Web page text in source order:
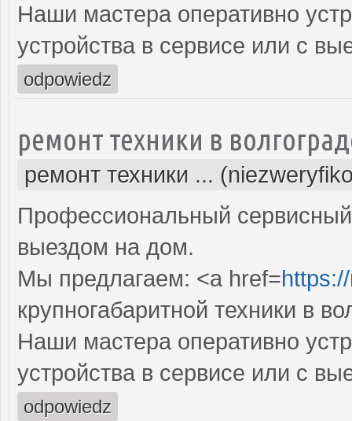
Наши мастера оперативно
устройства в сервисе или с
odpowiedz
ремонт техники в
ремонт техники ...
Профессиональный
выездом на дом.
Мы предлагаем: <a href=
крупногабаритной техники в
Наши мастера оперативно
устройства в сервисе или с
odpowiedz